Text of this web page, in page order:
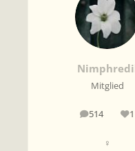
Mitglied
514
Beiträge 1
♀